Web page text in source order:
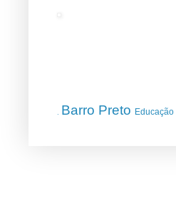
Barro Preto Educação